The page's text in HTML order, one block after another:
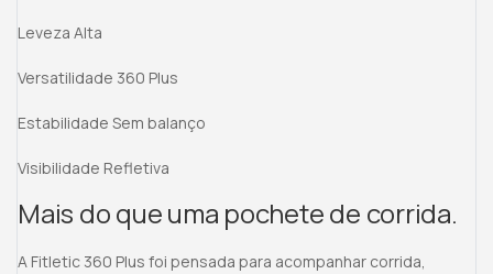
Leveza Alta
Versatilidade 360 Plus
Estabilidade Sem balanço
Visibilidade Refletiva
Mais do que uma pochete de corrida.
A Fitletic 360 Plus foi pensada para acompanhar corrida,